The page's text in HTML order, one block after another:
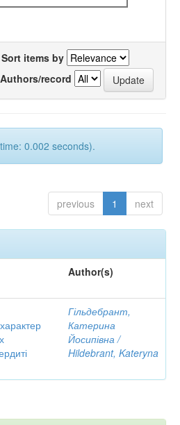
Sort items by
Authors/record
0.002 seconds).
previous 1 next
Author(s)
Гільдебрант,
Катерина
Йосипівна /
Hildebrant, Kateryna